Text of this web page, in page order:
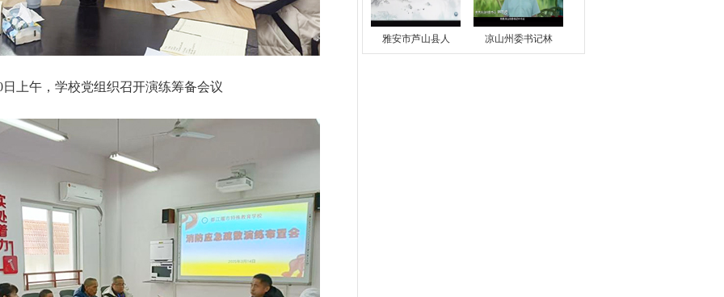
日上午，学校党组织召开演练筹备会议
雅安市芦山县人 凉山州委书记林